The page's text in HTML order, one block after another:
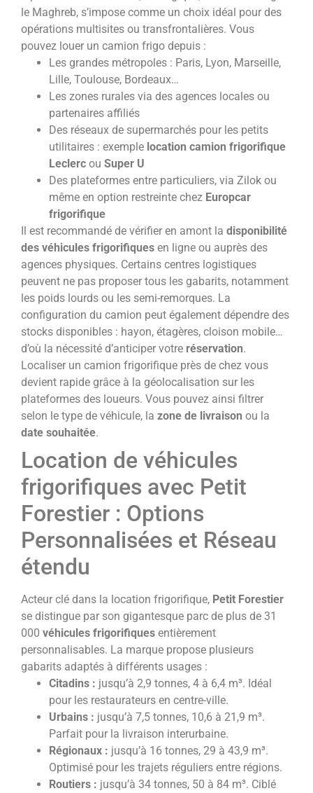
le Maghreb, s’impose comme un choix idéal pour des
opérations multisites ou transfrontalières. Vous
pouvez louer un camion frigo depuis :
Les grandes métropoles : Paris, Lyon, Marseille,
Lille, Toulouse, Bordeaux…
Les zones rurales via des agences locales ou
partenaires affiliés
Des réseaux de supermarchés pour les petits
utilitaires : exemple location camion frigorifique
Leclerc ou Super U
Des plateformes entre particuliers, via Zilok ou
même en option restreinte chez Europcar
frigorifique
Il est recommandé de vérifier en amont la disponibilité
des véhicules frigorifiques en ligne ou auprès des
agences physiques. Certains centres logistiques
peuvent ne pas proposer tous les gabarits, notamment
les poids lourds ou les semi-remorques. La
configuration du camion peut également dépendre des
stocks disponibles : hayon, étagères, cloison mobile…
d’où la nécessité d’anticiper votre réservation.
Localiser un camion frigorifique près de chez vous
devient rapide grâce à la géolocalisation sur les
plateformes des loueurs. Vous pouvez ainsi filtrer
selon le type de véhicule, la zone de livraison ou la
date souhaitée.
Location de véhicules
frigorifiques avec Petit
Forestier : Options
Personnalisées et Réseau
étendu
Acteur clé dans la location frigorifique, Petit Forestier
se distingue par son gigantesque parc de plus de 31
000 véhicules frigorifiques entièrement
personnalisables. La marque propose plusieurs
gabarits adaptés à différents usages :
Citadins : jusqu’à 2,9 tonnes, 4 à 6,4 m³. Idéal
pour les restaurateurs en centre-ville.
Urbains : jusqu’à 7,5 tonnes, 10,6 à 21,9 m³.
Parfait pour la livraison interurbaine.
Régionaux : jusqu’à 16 tonnes, 29 à 43,9 m³.
Optimisé pour les trajets réguliers entre régions.
Routiers : jusqu’à 34 tonnes, 50 à 84 m³. Ciblé